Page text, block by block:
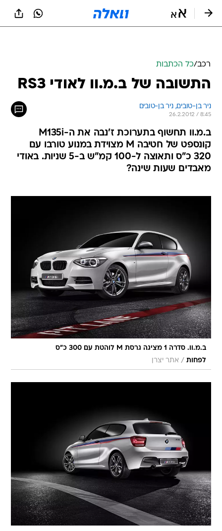
רכב/כל הכתבות
התשובה של ב.מ.וו לאודי RS3
ניר בן-טובים, ניר בן-טובים
26.2.2012 / 8:45
ב.מ.וו תחשוף בתערוכת ז'נבה את ה-M135i
קונספט של חטיבה M מצוידת במנוע טורבו עם
320 כ"ס ותאוצה ל-100 קמ"ש ב-5 שניות. באודי
מאבדים שעות שינה?
ב.מ.וו. סדרה 1 מציגה גרסת M לוהטת עם 300 כ"ס
לפחות / אתר יצרן